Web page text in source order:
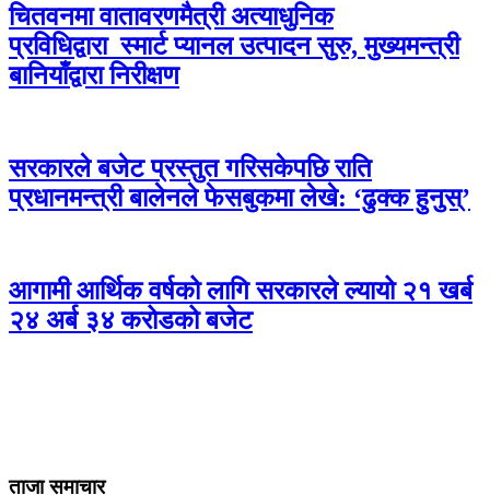
चितवनमा वातावरणमैत्री अत्याधुनिक
प्रविधिद्वारा स्मार्ट प्यानल उत्पादन सुरु, मुख्यमन्त्री
बानियाँद्वारा निरीक्षण
सरकारले बजेट प्रस्तुत गरिसकेपछि राति
प्रधानमन्त्री बालेनले फेसबुकमा लेखे: ‘ढुक्क हुनुस्’
आगामी आर्थिक वर्षको लागि सरकारले ल्यायो २१ खर्ब
२४ अर्ब ३४ करोडको बजेट
ताजा समाचार